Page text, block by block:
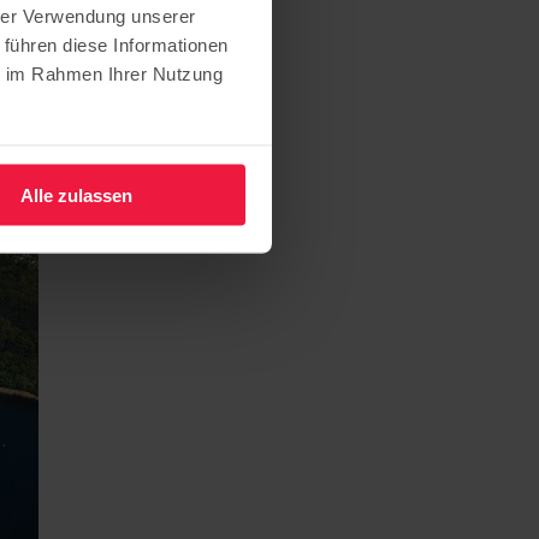
Verwendung unserer
diese Informationen
Rahmen Ihrer Nutzung
Alle zulassen